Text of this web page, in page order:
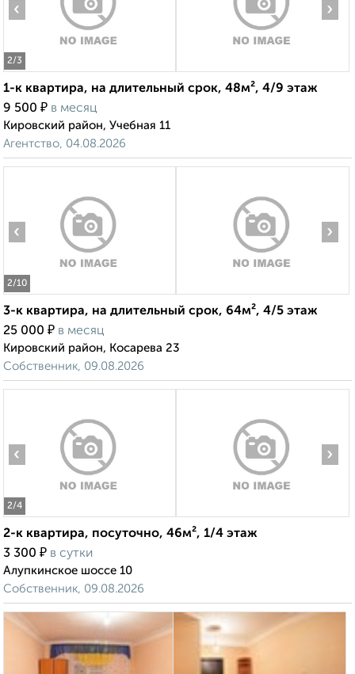
2/3
‹ ›
1-к квартира, на длительный срок, 48м², 4/9 этаж
9 500 ₽ в месяц
Кировский район, Учебная 11
Агентство, 04.08.2026
2/10
‹ ›
3-к квартира, на длительный срок, 64м², 4/5 этаж
25 000 ₽ в месяц
Кировский район, Косарева 23
Собственник, 09.08.2026
2/4
‹ ›
2-к квартира, посуточно, 46м², 1/4 этаж
3 300 ₽ в сутки
Алупкинское шоссе 10
Собственник, 09.08.2026